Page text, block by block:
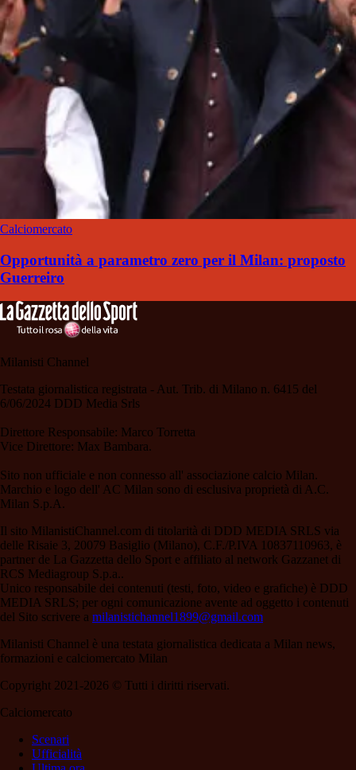
Calciomercato
Opportunità a parametro zero per il Milan: proposto
Guerreiro
Milanisti Channel
Testata giornalistica registrata - Aut. Trib. di Milano n. 6415 del
6/06/2024 DDD Media Srls
Direttore Responsabile: Marco Torretta
Vice Direttore: Max Bambara.
Sito non ufficiale e non connesso all' associazione calcio Milan.
Marchio e logo dell' AC Milan sono di esclusiva proprietà di A.C.
Milan S.p.A.
Il sito MilanistiChannel.com di titolarità di DDD MEDIA SRLS via
delle Risaie 3, 20079 Basiglio (Milano), C.F./P.IVA 10837110963, è
partner de La Gazzetta dello Sport e affiliato al network Gazzanet di
RCS Mediagroup S.p.a..
Unico responsabile dei contenuti (testi, foto, video e grafiche) è DDD
MEDIA SRLS; per ogni comunicazione avente ad oggetto i contenuti
del Sito scrivere a milanistichannel1899@gmail.com
Milanisti Channel è una testata giornalistica dedicata a Milan news,
formazioni e calciomercato Milan
Copyright 2021-2026 © Tutti i diritti riservati.
Calciomercato
Scenari
Ufficialità